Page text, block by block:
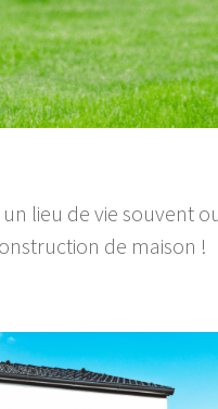
un lieu de vie souvent
de maison !